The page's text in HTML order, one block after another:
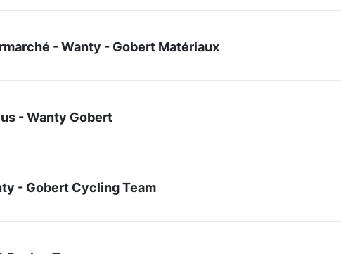
- Wanty - Gobert Matériaux
- Wanty Gobert
- Gobert Cycling Team